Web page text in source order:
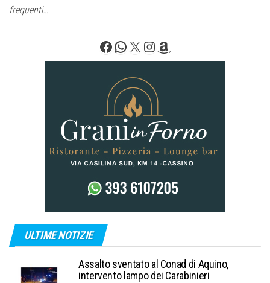
frequenti…
Facebook
WhatsApp
X Instagram
Amazon
ULTIME NOTIZIE
Assalto sventato al Conad di Aquino,
intervento lampo dei Carabinieri